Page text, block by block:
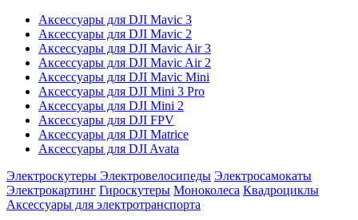
Аксессуары для DJI Mavic 3
Аксессуары для DJI Mavic 2
Аксессуары для DJI Mavic Air 3
Аксессуары для DJI Mavic Air 2
Аксессуары для DJI Mavic Mini
Аксессуары для DJI Mini 3 Pro
Аксессуары для DJI Mini 2
Аксессуары для DJI FPV
Аксессуары для DJI Matrice
Аксессуары для DJI Avata
Электроскутеры Электровелосипеды Электросамокаты
Электрокартинг Гироскутеры Моноколеса Квадроциклы
Аксессуары для электротранспорта